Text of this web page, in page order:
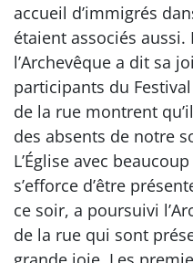
accueil d’immigrés
étaient associés aussi.
l’Archevêque a dit sa
participants du
de la rue montrent
des absents de notre
L’Église avec
s’efforce d’être
ce soir, a poursuivi
de la rue qui sont